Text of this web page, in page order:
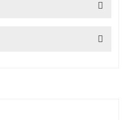
siz yapın!